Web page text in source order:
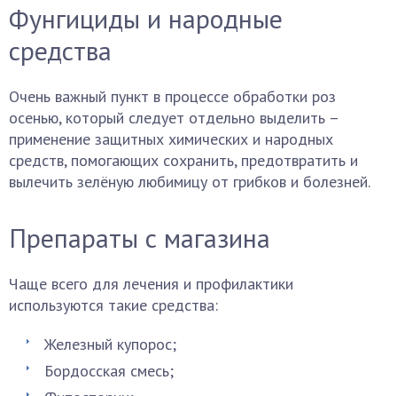
Фунгициды и народные
средства
Очень важный пункт в процессе обработки роз
осенью, который следует отдельно выделить –
применение защитных химических и народных
средств, помогающих сохранить, предотвратить и
вылечить зелёную любимицу от грибков и болезней.
Препараты с магазина
Чаще всего для лечения и профилактики
используются такие средства:
Железный купорос;
Бордосская смесь;